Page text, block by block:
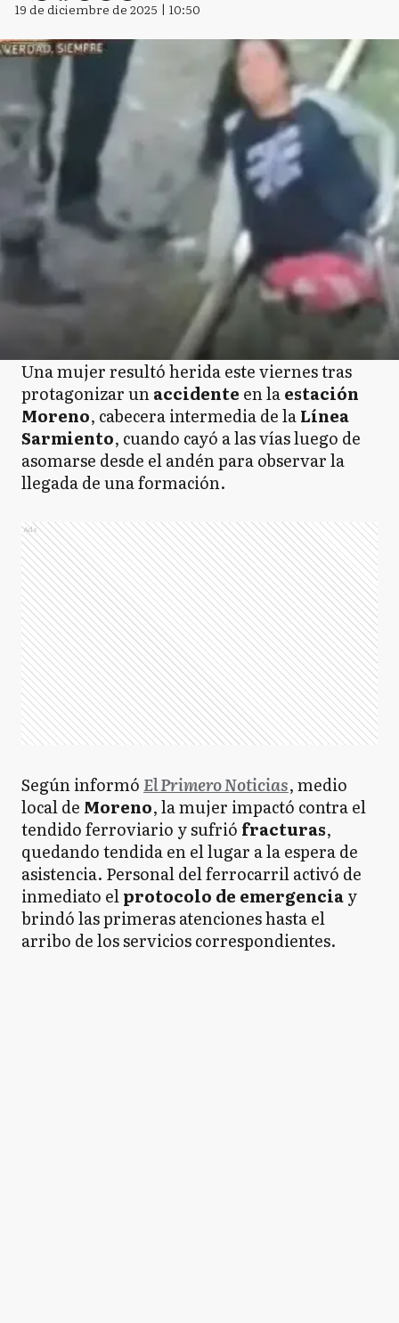
19 de diciembre de 2025 | 10:50
Una mujer resultó herida este viernes tras
protagonizar unaccidente en laestación
Moreno, cabecera intermedia de laLínea
Sarmiento, cuando cayó a las vías luego de
asomarse desde el andén para observar la
llegada de una formación.
Ads
Según informóEl Primero Noticias, medio
local de Moreno, la mujer impactó contra el
tendido ferroviario y sufrió fracturas,
quedando tendida en el lugar a la espera de
asistencia. Personal del ferrocarril activó de
inmediato elprotocolo de emergenciay
brindó las primeras atenciones hasta el
arribo de los servicios correspondientes.